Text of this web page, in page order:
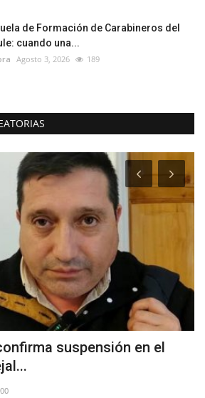
de Formación de Carabineros del
cuando una...
Agosto 3, 2026 189
suspensión en el